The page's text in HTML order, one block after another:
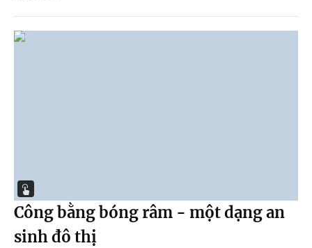
Công bằng bóng râm - một dạng an
sinh đô thị